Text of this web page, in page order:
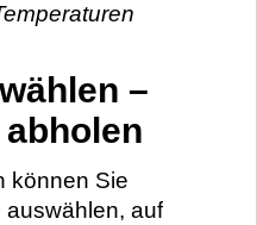
–
können Sie
auswählen, auf